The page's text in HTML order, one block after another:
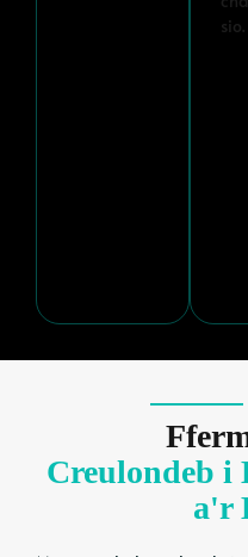
sio.
Creulondeb i
a'r